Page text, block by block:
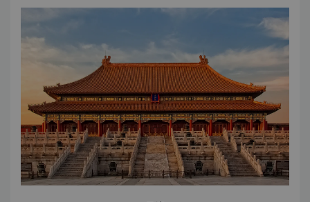
Grand Canal Culture Zone. Like a pearl embedded
along the Changhe River, it has once again regained
its captivating brilliance.
formerly the site of an electronic factory. Now, 798
Art Zone has become an important cultural and
contemporary art center in Beijing, gathering
famous art institutions, art studios and various art
galleries in China and abroad. At present, Beijing
798 Art Zone acts as a bellwether of Chinese
contemporary culture and art, and provides an
important platform for cultural and art exchanges
between China and foreign countries.